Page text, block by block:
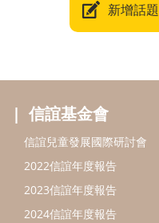
新增話題
信誼基金會
信誼兒童發展國際研討會
2022信誼年度報告
2023信誼年度報告
2024信誼年度報告